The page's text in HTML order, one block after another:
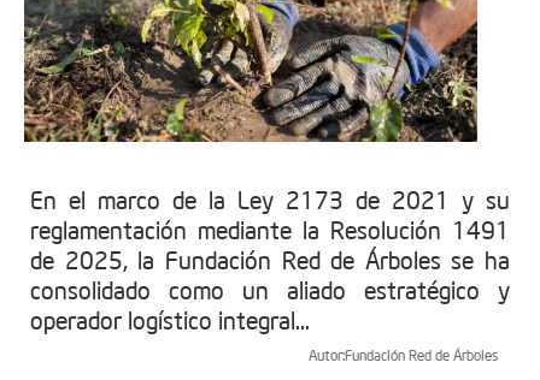
En el marco de la Ley 2173 de 2021 y su
reglamentación mediante la Resolución 1491
de 2025, la Fundación Red de Árboles se ha
consolidado como un aliado estratégico y
operador logístico integral...
Autor:Fundación Red de Árboles